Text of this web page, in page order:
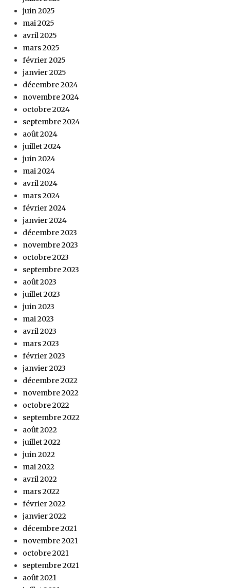
juin 2025
mai 2025
avril 2025
mars 2025
février 2025
janvier 2025
décembre 2024
novembre 2024
octobre 2024
septembre 2024
août 2024
juillet 2024
juin 2024
mai 2024
avril 2024
mars 2024
février 2024
janvier 2024
décembre 2023
novembre 2023
octobre 2023
septembre 2023
août 2023
juillet 2023
juin 2023
mai 2023
avril 2023
mars 2023
février 2023
janvier 2023
décembre 2022
novembre 2022
octobre 2022
septembre 2022
août 2022
juillet 2022
juin 2022
mai 2022
avril 2022
mars 2022
février 2022
janvier 2022
décembre 2021
novembre 2021
octobre 2021
septembre 2021
août 2021